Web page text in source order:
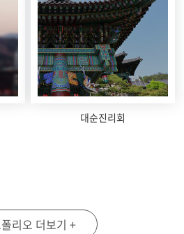
대순진리회
리오 더보기 +